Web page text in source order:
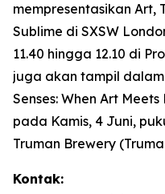
mempresentasikan Art,
Sublime di SXSW
11.40 hingga 12.10 di
juga akan tampil
Senses: When Art
pada Kamis, 4 Juni,
Truman Brewery
Kontak: